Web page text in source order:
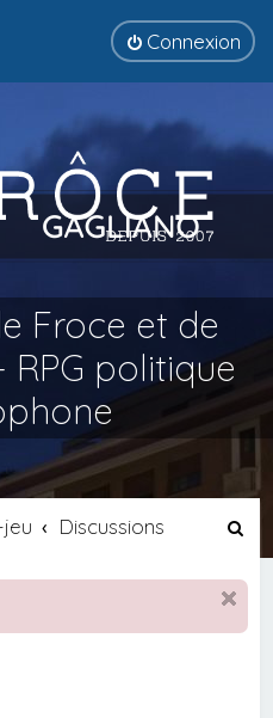
Connexion
Froce et de
politique
Discussions
c
h